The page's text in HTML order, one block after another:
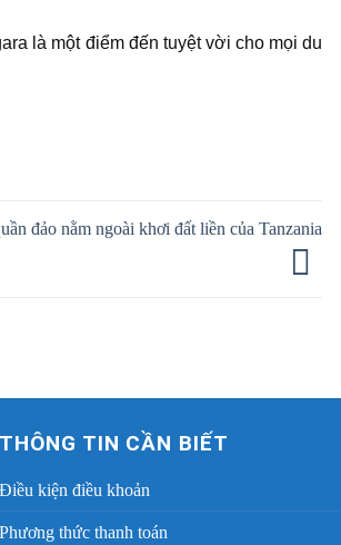
là một điểm đến tuyệt vời cho mọi du
đảo nằm ngoài khơi đất liền của Tanzania
THÔNG TIN CẦN BIẾT
Điều kiện điều khoản
Phương thức thanh toán